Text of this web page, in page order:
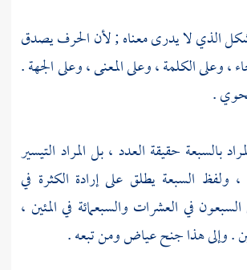
الذي لا يدرى معناه ; لأن الحرف يصدق
، وعلى الكلمة ، وعلى المعنى ، وعلى الجهة .
.
بالسبعة حقيقة العدد ، بل المراد التيسير
ولفظ السبعة يطلق على إرادة الكثرة في
في العشرات والسبعمائة في المئين ،
. وإلى هذا جنحعياضومن تبعه .